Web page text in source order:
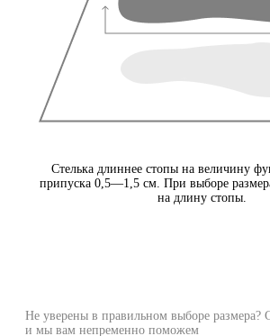
Стелька длиннее стопы на величину
припуска 0,5—1,5 см. При выборе
на длину стопы.
Не уверены в правильном выборе размера?
и мы вам непременно поможем